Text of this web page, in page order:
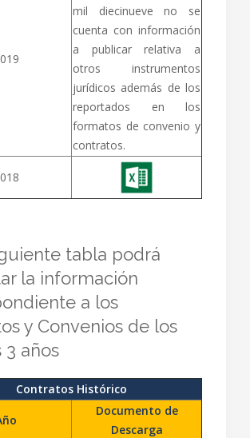
mil diecinueve no se
cuenta con información
a publicar relativa a
otros instrumentos
jurídicos además de los
reportados en los
formatos de convenio y
contratos.
tabla podrá
la información
a los
y Convenios de los
años
Contratos Histórico
Documento de
Descarga